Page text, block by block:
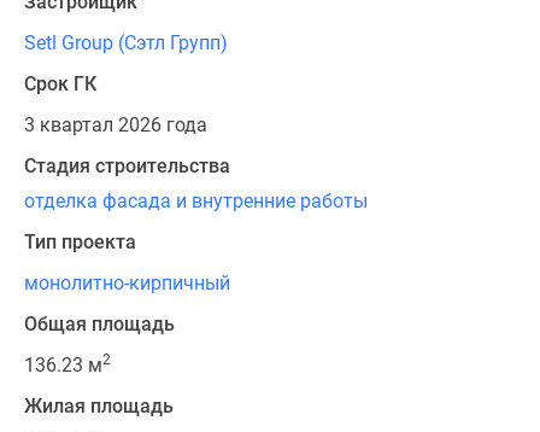
Setl Group (Сэтл Групп)
Срок ГК
3 квартал 2026 года
Стадия строительства
отделка фасада и внутренние работы
Тип проекта
монолитно-кирпичный
Общая площадь
136.23 м2
Жилая площадь